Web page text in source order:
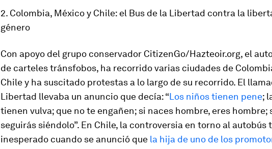
2. Colombia, México y Chile: el Bus de la Libertad contra la
género
Con apoyo del grupo conservador CitizenGo/Hazteoir.org, el
de carteles tránsfobos, ha recorrido varias ciudades de
Chile y ha suscitado protestas a lo largo de su recorrido. El
Libertad llevaba un anuncio que decía: “Los niños tienen pene;
tienen vulva; que no te engañen; si naces hombre, eres hombre;
seguirás siéndolo”. En Chile, la controversia en torno al autobús
inesperado cuando se anunció que la hija de uno de los